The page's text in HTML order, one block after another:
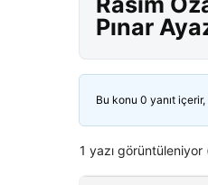
Pınar
Bu konu 0 yanıt
1 yazı görüntüleniyor